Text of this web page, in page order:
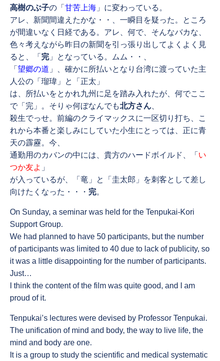
高樹のぶ子の「 甘苦上海 」に変わっている。
アレ、新聞間違えたかな・・、一瞬目を疑った。ところ
が間違いなく日経である。アレ、何で、そんなバカな、
色々考えながら昨日の新聞を引っ張り出してよくよく見
ると、「 完 」となっている。ムム・・、
「 望郷の道 」、確かに所払いとなり台湾に渡っていた主
人公の「瑠瑋」と「正太」
は、所払いをとかれ九州に足を踏み入れたが、何でここ
で「完」。そりゃ何ぼなんでも北方さん
殺生でっせ。前編のクライマックスに一区切り打ち、こ
れから本番と楽しみにしていた小生にとっては、正に青
天の霹靂。今、
通勤用のカバンの中には、貴方のハードボイルド、「 い
つか友よ 」
が入っているが、「竜」と「圭太郎」を刺客として差し
向けたくなった・・・ 完。
On Sunday, a seminar was held for the Tenpukai-Kori
Support Group.
We had planned to have 50 participants, but the number
of participants was limited to 40 due to lack of publicity, so
it was a little disappointing for the number of participants.
Just…
I think the content of the film was quite good, and I am
proud of it.
Tenpukai’s lectures were devised by Professor Tenpukai.
The unification of mind and body, the way to live life, the
mind and body are one.
It is a group to study the scientific and medical systematic